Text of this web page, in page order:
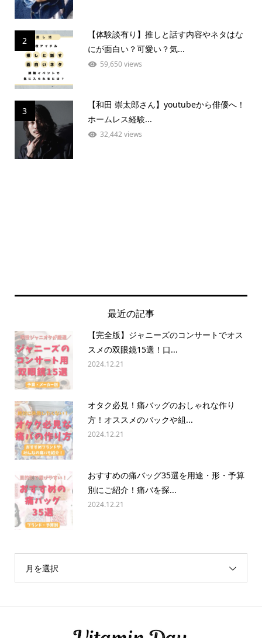
2
【体験談有り】推しと話す内容やネタはな
にが面白い？可愛い？気...
59,650 views
3
【和田 崇太郎さん】youtubeから俳優へ！
ホームレス経験...
32,442 views
最近の記事
【完全版】ジャニーズのコンサートでオス
スメの双眼鏡15選！口...
2024.12.21
オタク必見！痛バッグのおしゃれな作り
方！オススメのバックや組...
2024.12.21
おすすめの痛バッグ35選を用途・形・予算
別にご紹介！痛バを探...
2024.12.21
月を選択